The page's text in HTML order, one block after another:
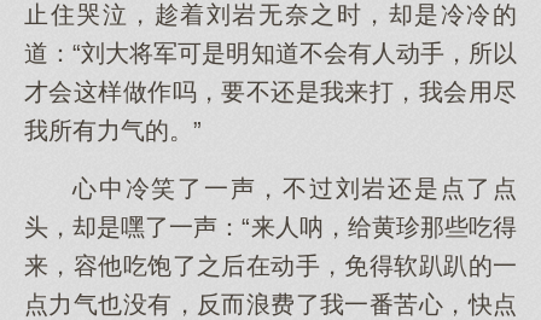
止住哭泣，趁着刘岩无奈之时，却是冷冷的
道：“刘大将军可是明知道不会有人动手，所以
才会这样做作吗，要不还是我来打，我会用尽
我所有力气的。”
心中冷笑了一声，不过刘岩还是点了点
头，却是嘿了一声：“来人呐，给黄珍那些吃得
来，容他吃饱了之后在动手，免得软趴趴的一
点力气也没有，反而浪费了我一番苦心，快点